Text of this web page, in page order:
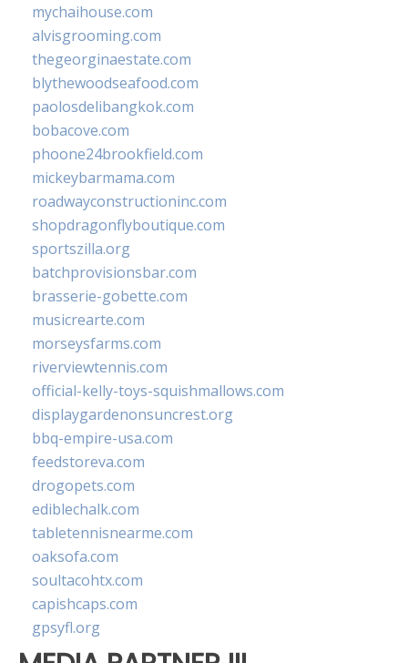
mychaihouse.com
alvisgrooming.com
thegeorginaestate.com
blythewoodseafood.com
paolosdelibangkok.com
bobacove.com
phoone24brookfield.com
mickeybarmama.com
roadwayconstructioninc.com
shopdragonflyboutique.com
sportszilla.org
batchprovisionsbar.com
brasserie-gobette.com
musicrearte.com
morseysfarms.com
riverviewtennis.com
official-kelly-toys-squishmallows.com
displaygardenonsuncrest.org
bbq-empire-usa.com
feedstoreva.com
drogopets.com
ediblechalk.com
tabletennisnearme.com
oaksofa.com
soultacohtx.com
capishcaps.com
gpsyfl.org